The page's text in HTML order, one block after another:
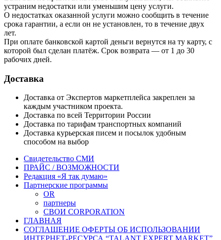
устраним недостатки или уменьшим цену услуги.
О недостатках оказанной услуги можно сообщить в течение
срока гарантии, а если он не установлен, то в течение двух
лет.
При оплате банковской картой деньги вернутся на ту карту, с
которой был сделан платёж. Срок возврата — от 1 до 30
рабочих дней.
Доставка
Доставка от Экспертов маркетплейса закреплен за
каждым участником проекта.
Доставка по всей Территории России
Доставка по тарифам транспортных компаний
Доставка курьерская писем и посылок удобным
способом на выбор
Свидетельство СМИ
ПРАЙС / ВОЗМОЖНОСТИ
Редакция «Я так думаю»
Партнерские программы
OR
партнеры
СВОИ CORPORATION
ГЛАВНАЯ
СОГЛАШЕНИЕ ОФЕРТЫ ОБ ИСПОЛЬЗОВАНИИ